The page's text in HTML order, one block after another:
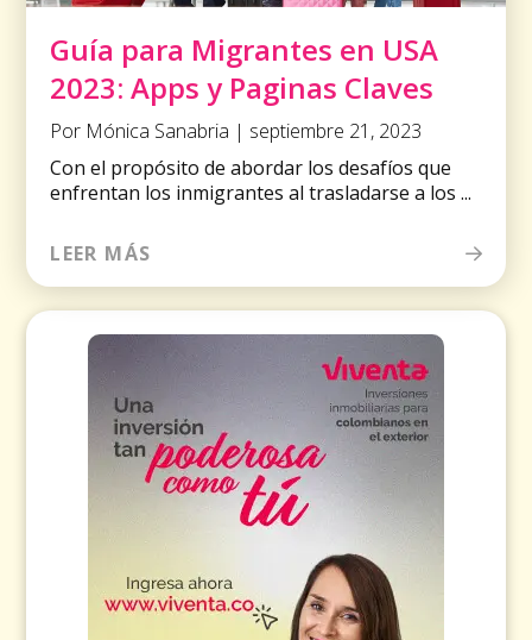
Guía para Migrantes en USA
2023: Apps y Paginas Claves
Por Mónica Sanabria | septiembre 21, 2023
Con el propósito de abordar los desafíos que
enfrentan los inmigrantes al trasladarse a los ...
LEER MÁS